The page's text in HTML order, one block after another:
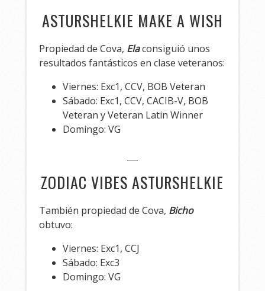
ASTURSHELKIE MAKE A WISH
Propiedad de Cova, Elaconsiguió unos
resultados fantásticos en clase veteranos:
Viernes: Exc1, CCV, BOB Veteran
Sábado: Exc1, CCV, CACIB-V, BOB
Veteran y Veteran Latin Winner
Domingo: VG
ZODIAC VIBES ASTURSHELKIE
También propiedad de Cova, Bicho
obtuvo:
Viernes: Exc1, CCJ
Sábado: Exc3
Domingo: VG